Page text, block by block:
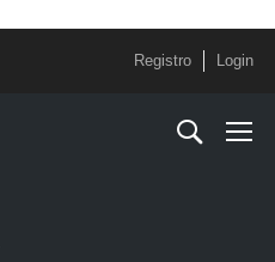
Registro Login